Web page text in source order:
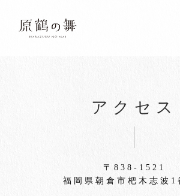
content
アクセス
〒838-1521
福岡県朝倉市杷木志波1